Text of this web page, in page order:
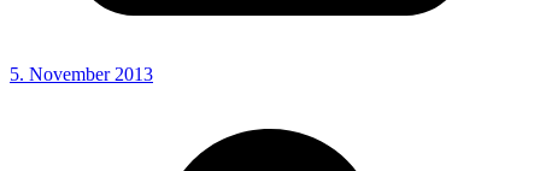
5. November 2013